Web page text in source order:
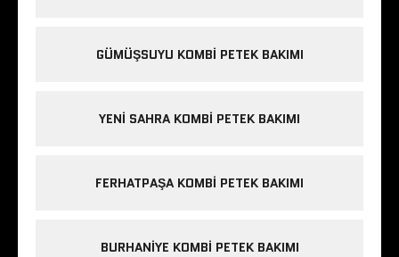
GÜMÜŞSUYU KOMBI PETEK BAKIMI
YENI SAHRA KOMBI PETEK BAKIMI
FERHATPAŞA KOMBI PETEK BAKIMI
BURHANIYE KOMBI PETEK BAKIMI